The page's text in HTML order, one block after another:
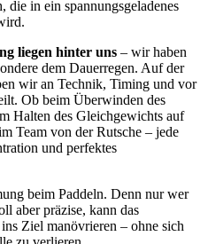
die in ein spannungsgeladenes
liegen hinter uns – wir haben
dem Dauerregen. Auf der
wir an Technik, Timing und vor
Ob beim Überwinden des
Halten des Gleichgewichts auf
Team von der Rutsche – jede
und perfektes
beim Paddeln. Denn nur wer
aber präzise, kann das
Ziel manövrieren – ohne sich